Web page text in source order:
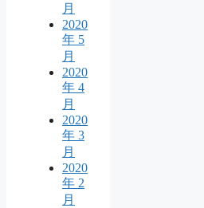
月
2020
年 5
月
2020
年 4
月
2020
年 3
月
2020
年 2
月